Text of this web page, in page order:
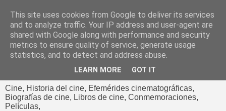
El cultural
cinematográfico de Jorge
Cine, Historia del cine, Efemérides cinematográficas,
Biografías de cine, Libros de cine, Conmemoraciones,
Películas,
This site uses cookies from Google to deliver its services
and to analyze traffic. Your IP address and user-agent are
shared with Google along with performance and security
metrics to ensure quality of service, generate usage
statistics, and to detect and address abuse.
LEARN MORE GOT IT